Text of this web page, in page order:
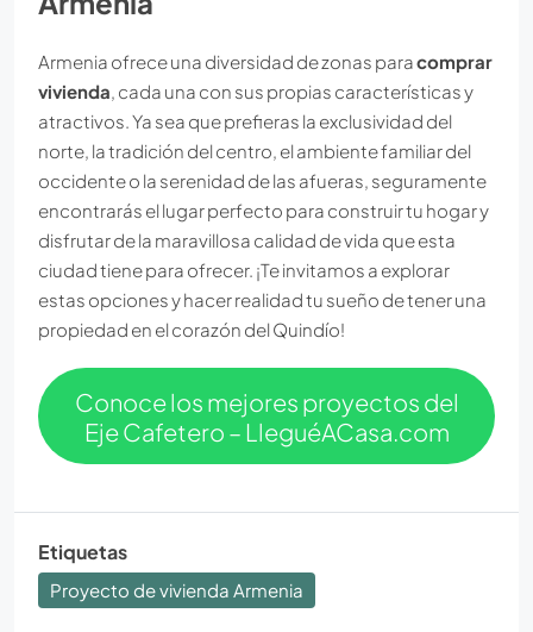
Armenia ofrece una diversidad de zonas paracomprar
vivienda, cada una con sus propias características y
atractivos. Ya sea que prefieras la exclusividad del
norte, la tradición del centro, el ambiente familiar del
occidente o la serenidad de las afueras, seguramente
encontrarás el lugar perfecto para construir tu hogar y
disfrutar de la maravillosa calidad de vida que esta
ciudad tiene para ofrecer. ¡Te invitamos a explorar
estas opciones y hacer realidad tu sueño de tener una
propiedad en el corazón del Quindío!
Conoce los mejores proyectos del
Eje Cafetero – LleguéACasa.com
Etiquetas
Proyecto de vivienda Armenia